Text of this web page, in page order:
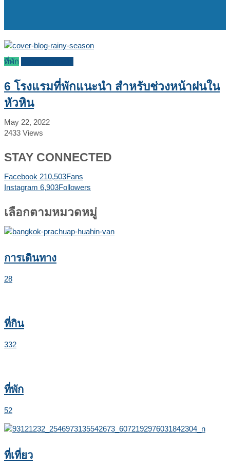
ที่พัก
6 โรงแรมที่พักแนะนำ สำหรับช่วงหน้าฝนใน
หัวหิน
May 22, 2022
2433 Views
STAY CONNECTED
Facebook 210,503Fans
Instagram 6,903Followers
เลือกตามหมวดหมู่
การเดินทาง
28
ที่กิน
332
ที่พัก
52
ที่เที่ยว